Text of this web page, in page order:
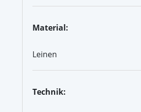
Material:
Leinen
Technik: